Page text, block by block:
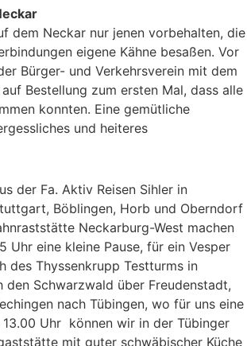
dem Neckar nur jenen vorbehalten, die
eigene Kähne besaßen. Vor
Bürger- und Verkehrsverein mit dem
Bestellung zum ersten Mal, dass alle
konnten. Eine gemütliche
und heiteres
der Fa. Aktiv Reisen Sihler in
Böblingen, Horb und Oberndorf
Neckarburg-West machen
Uhr eine kleine Pause, für ein Vesper
des Thyssenkrupp Testturms in
Schwarzwald über Freudenstadt,
nach Tübingen, wo für uns eine
Uhr können wir in der Tübinger
mit guter schwäbischer Küche